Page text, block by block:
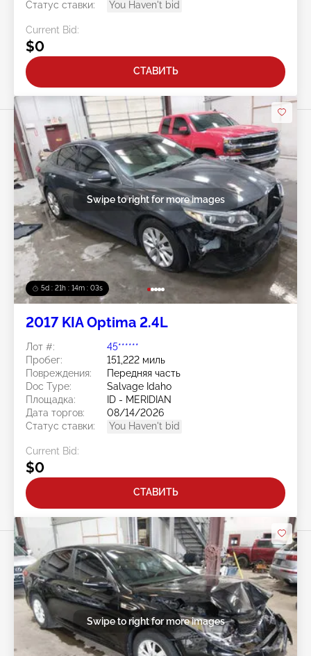
Статус ставки:
You Haven't bid
Current Bid:
$0
СТАВИТЬ
5d : 21h : 14m : 00s
Swipe to right for more images
2017 KIA Optima 2.4L
Лот #:
45******
Пробег:
151,222 миль
Повреждения:
Передняя часть
Doc Type:
Salvage Idaho
Площадка:
ID - MERIDIAN
Дата торгов:
08/14/2026
Статус ставки:
You Haven't bid
Current Bid:
$0
СТАВИТЬ
Swipe to right for more images